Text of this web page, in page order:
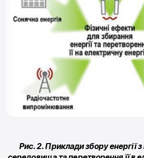
Рис. 2. Приклади збору енергії